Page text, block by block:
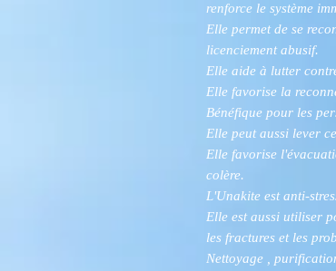
renforce le système
Elle permet de se
licenciement abusif.
Elle aide à lutter
Elle favorise la
Bénéfique pour les
Elle peut aussi lever
Elle favorise
colère.
L'Unakite est anti-
Elle est aussi utiliser
les fractures et les
Nettoyage ,